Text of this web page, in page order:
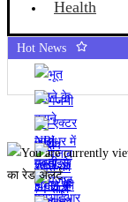
Health
Hot News